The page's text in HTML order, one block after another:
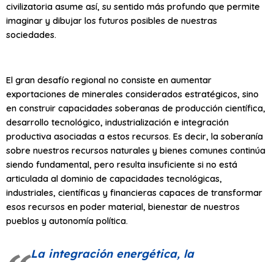
civilizatoria asume así, su sentido más profundo que permite
imaginar y dibujar los futuros posibles de nuestras
sociedades.
El gran desafío regional no consiste en aumentar
exportaciones de minerales considerados estratégicos, sino
en construir capacidades soberanas de producción científica,
desarrollo tecnológico, industrialización e integración
productiva asociadas a estos recursos. Es decir, la soberanía
sobre nuestros recursos naturales y bienes comunes continúa
siendo fundamental, pero resulta insuficiente si no está
articulada al dominio de capacidades tecnológicas,
industriales, científicas y financieras capaces de transformar
esos recursos en poder material, bienestar de nuestros
pueblos y autonomía política.
La integración energética, la